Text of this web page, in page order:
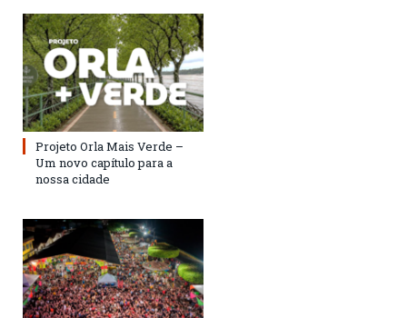
Projeto Orla Mais Verde –
Um novo capítulo para a
nossa cidade